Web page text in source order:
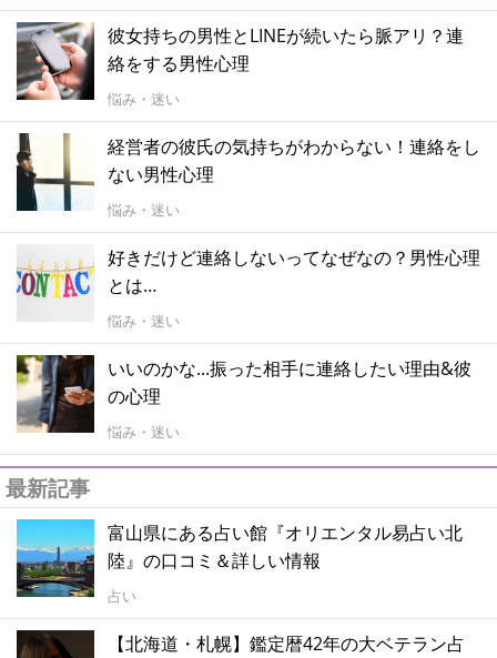
彼女持ちの男性とLINEが続いたら脈アリ？連
絡をする男性心理
悩み・迷い
経営者の彼氏の気持ちがわからない！連絡をし
ない男性心理
悩み・迷い
好きだけど連絡しないってなぜなの？男性心理
とは…
悩み・迷い
いいのかな...振った相手に連絡したい理由&彼
の心理
悩み・迷い
最新記事
富山県にある占い館『オリエンタル易占い北
陸』の口コミ＆詳しい情報
占い
【北海道・札幌】鑑定暦42年の大ベテラン占